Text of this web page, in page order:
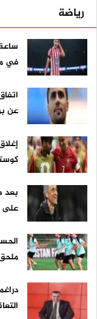
رياضة
في
عن
بعد